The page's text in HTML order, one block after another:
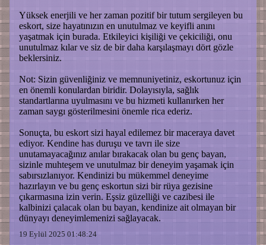
Yüksek enerjili ve her zaman pozitif bir tutum sergileyen bu
eskort, size hayatınızın en unutulmaz ve keyifli anını
yaşatmak için burada. Etkileyici kişiliği ve çekiciliği, onu
unutulmaz kılar ve siz de bir daha karşılaşmayı dört gözle
beklersiniz.
Not: Sizin güvenliğiniz ve memnuniyetiniz, eskortunuz için
en önemli konulardan biridir. Dolayısıyla, sağlık
standartlarına uyulmasını ve bu hizmeti kullanırken her
zaman saygı gösterilmesini önemle rica ederiz.
Sonuçta, bu eskort sizi hayal edilemez bir maceraya davet
ediyor. Kendine has duruşu ve tavrı ile size
unutamayacağınız anılar bırakacak olan bu genç bayan,
sizinle muhteşem ve unutulmaz bir deneyim yaşamak için
sabırsızlanıyor. Kendinizi bu mükemmel deneyime
hazırlayın ve bu genç eskortun sizi bir rüya gezisine
çıkarmasına izin verin. Eşsiz güzelliği ve cazibesi ile
kalbinizi çalacak olan bu bayan, kendinize ait olmayan bir
dünyayı deneyimlemenizi sağlayacak.
19 Eylül 2025 01:48:24